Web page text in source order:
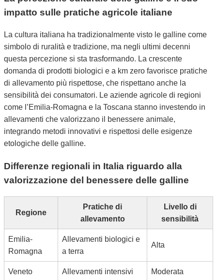
impatto sulle pratiche agricole italiane
La cultura italiana ha tradizionalmente visto le galline come
simbolo di ruralità e tradizione, ma negli ultimi decenni
questa percezione si sta trasformando. La crescente
domanda di prodotti biologici e a km zero favorisce pratiche
di allevamento più rispettose, che rispettano anche la
sensibilità dei consumatori. Le aziende agricole di regioni
come l’Emilia-Romagna e la Toscana stanno investendo in
allevamenti che valorizzano il benessere animale,
integrando metodi innovativi e rispettosi delle esigenze
etologiche delle galline.
Differenze regionali in Italia riguardo alla
valorizzazione del benessere delle galline
Regione
Pratiche di
allevamento
Livello di
sensibilità
Emilia-
Romagna
Allevamenti biologici e
a terra
Alta
Veneto Allevamenti intensivi Moderata